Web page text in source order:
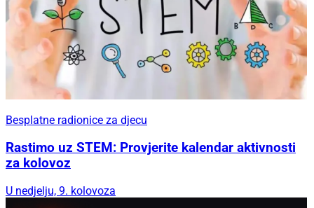
Besplatne radionice za djecu
Rastimo uz STEM: Provjerite kalendar aktivnosti
za kolovoz
U nedjelju, 9. kolovoza